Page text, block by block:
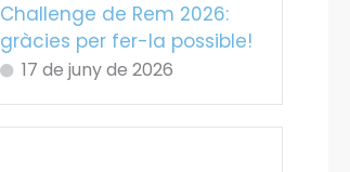
Challenge de Rem 2026:
gràcies per fer-la possible!
17 de juny de 2026